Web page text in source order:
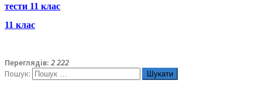
тести 11 клас
11 клас
Переглядів: 2 222
Пошук: